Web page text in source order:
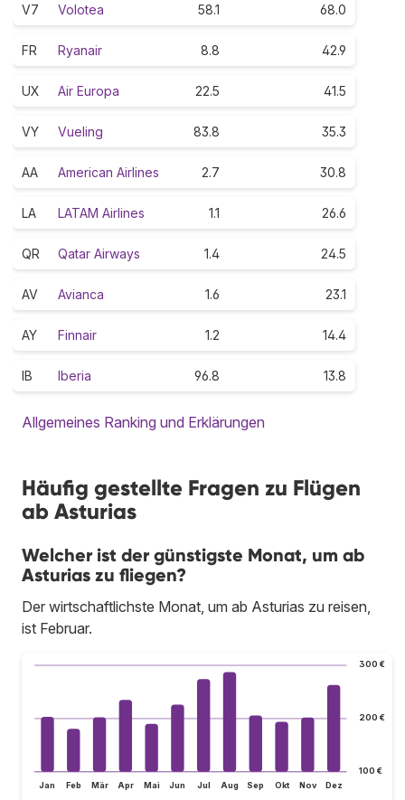
V7 Volotea 58.1 68.0
FR Ryanair 8.8 42.9
UX Air Europa 22.5 41.5
VY Vueling 83.8 35.3
AA American Airlines 2.7 30.8
LA LATAM Airlines 1.1 26.6
QR Qatar Airways 1.4 24.5
AV Avianca 1.6 23.1
AY Finnair 1.2 14.4
IB Iberia 96.8 13.8
Allgemeines Ranking und Erklärungen
Häufig gestellte Fragen zu Flügen
ab Asturias
Welcher ist der günstigste Monat, um ab
Asturias zu fliegen?
Der wirtschaftlichste Monat, um ab Asturias zu reisen,
ist Februar.
100 €
200 €
300 €
Jan Feb Mär Apr Mai Jun Jul Aug Sep Okt Nov Dez